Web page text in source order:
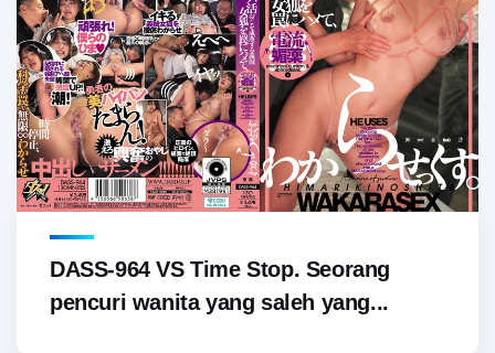
DASS-964 VS Time Stop. Seorang
pencuri wanita yang saleh yang...